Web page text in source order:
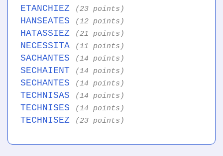
ETANCHIEZ (23 points)
HANSEATES (12 points)
HATASSIEZ (21 points)
NECESSITA (11 points)
SACHANTES (14 points)
SECHAIENT (14 points)
SECHANTES (14 points)
TECHNISAS (14 points)
TECHNISES (14 points)
TECHNISEZ (23 points)